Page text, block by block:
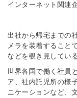
インターネット関連
出社から帰宅までの
メラを装着すること
などを覗き見してい
世界各国で働く社員
ア、社内託児所の様
ニケーションなど、